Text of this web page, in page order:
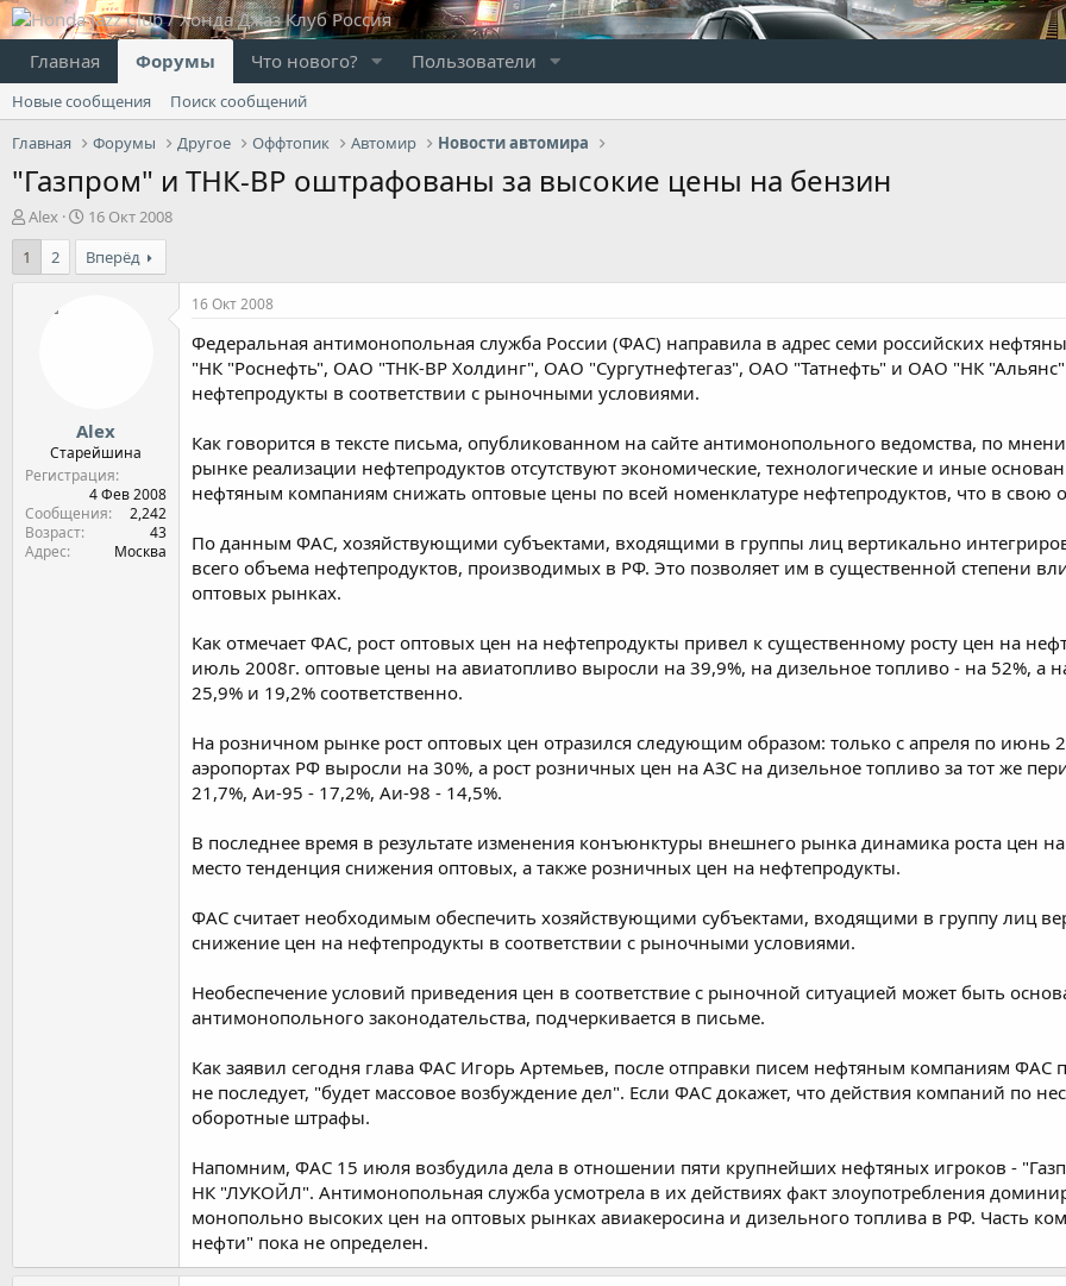
Главная Форумы Что нового? Пользователи
Новые сообщения
Поиск сообщений
Главная
Форумы Другое Оффтопик Автомир Новости автомира
"Газпром" и ТНК-BP оштрафованы за высокие цены на бензин
А
в
т
о
Alex
Д
а
т
а
16 Окт 2008
1
2 Вперёд
Alex
Старейшина
Регистрация
4 Фев 2008
Сообщения
2,242
Возраст
43
Адрес
Москва
16 Окт 2008
Федеральная антимонопольная служба России (ФАС) направила в адрес семи российских
"НК "Роснефть", ОАО "ТНК-BP Холдинг", ОАО "Сургутнефтегаз", ОАО "Татнефть" и ОАО "НК
нефтепродукты в соответствии с рыночными условиями.
Как говорится в тексте письма, опубликованном на сайте антимонопольного ведомства, по
рынке реализации нефтепродуктов отсутствуют экономические, технологические и иные
нефтяным компаниям снижать оптовые цены по всей номенклатуре нефтепродуктов, что в
По данным ФАС, хозяйствующими субъектами, входящими в группы лиц вертикально
всего объема нефтепродуктов, производимых в РФ. Это позволяет им в существенной степени
оптовых рынках.
Как отмечает ФАС, рост оптовых цен на нефтепродукты привел к существенному росту цен на
июль 2008г. оптовые цены на авиатопливо выросли на 39,9%, на дизельное топливо - на 52%, а
25,9% и 19,2% соответственно.
На розничном рынке рост оптовых цен отразился следующим образом: только с апреля по июнь
аэропортах РФ выросли на 30%, а рост розничных цен на АЗС на дизельное топливо за тот же
21,7%, Аи-95 - 17,2%, Аи-98 - 14,5%.
В последнее время в результате изменения конъюнктуры внешнего рынка динамика роста цен
место тенденция снижения оптовых, а также розничных цен на нефтепродукты.
ФАС считает необходимым обеспечить хозяйствующими субъектами, входящими в группу лиц
снижение цен на нефтепродукты в соответствии с рыночными условиями.
Необеспечение условий приведения цен в соответствие с рыночной ситуацией может быть
антимонопольного законодательства, подчеркивается в письме.
Как заявил сегодня глава ФАС Игорь Артемьев, после отправки писем нефтяным компаниям ФАС
не последует, "будет массовое возбуждение дел". Если ФАС докажет, что действия компаний по
оборотные штрафы.
Напомним, ФАС 15 июля возбудила дела в отношении пяти крупнейших нефтяных игроков -
НК "ЛУКОЙЛ". Антимонопольная служба усмотрела в их действиях факт злоупотребления
монопольно высоких цен на оптовых рынках авиакеросина и дизельного топлива в РФ. Часть
нефти" пока не определен.